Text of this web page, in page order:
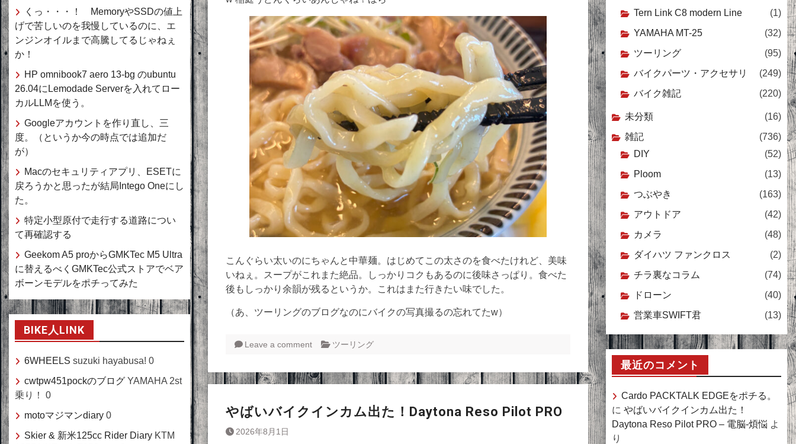
こんぐらい太いのにちゃんと中華麺。はじめてこの太さのを食べたけれど、美味
いねぇ。スープがこれまた絶品。しっかりコクもあるのに後味さっぱり。食べた
後もしっかり余韻が残るというか。これはまた行きたい味でした。
（あ、ツーリングのブログなのにバイクの写真撮るの忘れてたw）
Leave a comment ツーリング
やばいバイクインカム出た！Daytona Reso Pilot PRO
2026年8月1日
Tern Link C8 modern Line
(1)
YAMAHA MT-25
(32)
ツーリング
(95)
バイクパーツ・アクセサリ
(249)
バイク雑記
(220)
未分類
(16)
雑記
(736)
DIY
(52)
Ploom
(13)
つぶやき
(163)
アウトドア
(42)
カメラ
(48)
ダイハツ ファンクロス
(2)
チラ裏なコラム
(74)
ドローン
(40)
営業車SWIFT君
(13)
最近のコメント
Cardo PACKTALK EDGEをポチる。
に やばいバイクインカム出た！
Daytona Reso Pilot PRO – 電脳-煩悩 よ
り
くっ・・・！ MemoryやSSDの値上
げで苦しいのを我慢しているのに、エ
ンジンオイルまで高騰してるじゃねぇ
か！
HP omnibook7 aero 13-bg のubuntu
26.04にLemodade Serverを入れてロー
カルLLMを使う。
Googleアカウントを作り直し、三
度。（というか今の時点では追加だ
が）
Macのセキュリティアプリ、ESETに
戻ろうかと思ったが結局Intego Oneにし
た。
特定小型原付で走行する道路につい
て再確認する
Geekom A5 proからGMKTec M5 Ultra
に替えるべくGMKTec公式ストアでベア
ボーンモデルをポチってみた
BIKE人LINK
6WHEELS suzuki hayabusa! 0
cwtpw451pockのブログ YAMAHA 2st
乗り！ 0
motoマジマンdiary 0
Skier & 新米125cc Rider Diary KTM